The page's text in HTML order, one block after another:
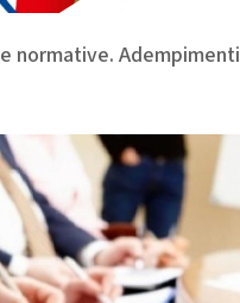
normative. Adempimenti